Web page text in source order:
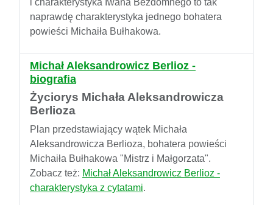
i charakterystyka Iwana Bezdomnego to tak
naprawdę charakterystyka jednego bohatera
powieści Michaiła Bułhakowa.
Michał Aleksandrowicz Berlioz -
biografia
Życiorys Michała Aleksandrowicza
Berlioza
Plan przedstawiający wątek Michała
Aleksandrowicza Berlioza, bohatera powieści
Michaiła Bułhakowa "Mistrz i Małgorzata".
Zobacz też: Michał Aleksandrowicz Berlioz -
charakterystyka z cytatami.